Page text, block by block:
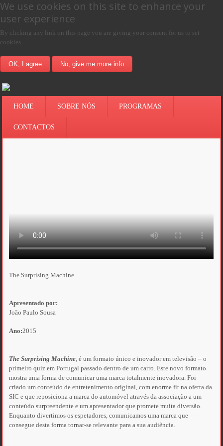
We use cookies on this site to enhance your
user experience
By clicking any link on this page you are giving your consent for us to set
cookies.
OK, I agree No, give me more info
HOME SOBRE NÓS PROGRAMAS
CONTACTOS
The Surprising Machine
Apresentado por:
João Paulo Sousa
Ano:2015
The Surprising Machine , é um formato único e inovador em televisão – o
primeiro quiz em Portugal passado dentro de um carro. Este novo formato
mostra uma forma de comunicar uma marca totalmente inovadora. Foi
criado um conteúdo de entretenimento original, com enorme fit na oferta da
SIC e que reposiciona a marca do automóvel através da associação a um
conteúdo surpreendente e um apresentador que promete muita diversão.
Enquanto divertimos os espetadores, comunicamos uma marca que
consegue desta forma tornar-se relevante para a sua audiência.